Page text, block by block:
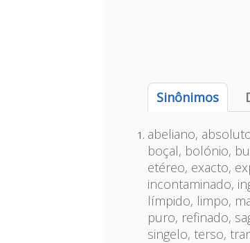
Sinônimos
abeliano,
boçal, bolónio,
etéreo, exacto,
incontaminado,
límpido, limpo,
puro, refinado,
singelo, terso,